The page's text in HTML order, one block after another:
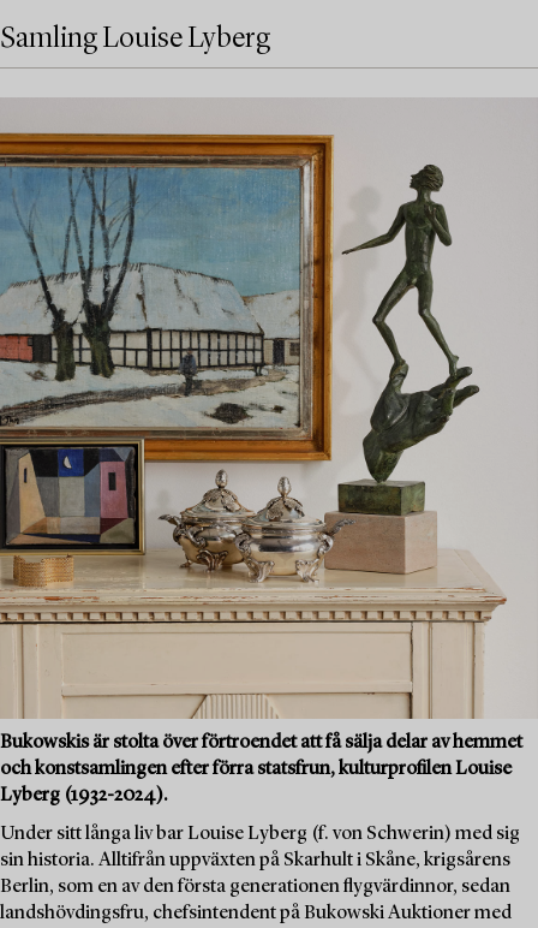
Samling Louise Lyberg
Bukowskis är stolta över förtroendet att få sälja delar av hemmet
och konstsamlingen efter förra statsfrun, kulturprofilen Louise
Lyberg (1932-2024).
Under sitt långa liv bar Louise Lyberg (f. von Schwerin) med sig
sin historia. Alltifrån uppväxten på Skarhult i Skåne, krigsårens
Berlin, som en av den första generationen flygvärdinnor, sedan
landshövdingsfru, chefsintendent på Bukowski Auktioner med